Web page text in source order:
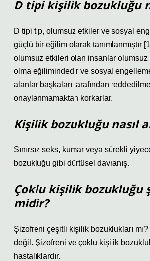
D tipi kişilik bozukluğu
D tipi tip, olumsuz etkiler ve sosyal
güçlü bir eğilim olarak tanımlanmıştır
olumsuz etkileri olan insanlar
olma eğilimindedir ve sosyal
alanlar başkaları tarafından
onaylanmamaktan korkarlar.
Kişilik bozukluğu nasıl
Sınırsız seks, kumar veya sürekli
bozukluğu gibi dürtüsel davranış.
Çoklu kişilik bozukluğu
midir?
Şizofreni çeşitli kişilik bozuklukları mı?
değil. Şizofreni ve çoklu kişilik
hastalıklardır.